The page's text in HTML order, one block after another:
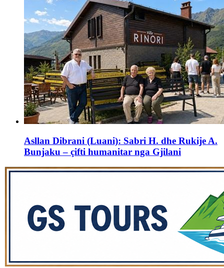
Asllan Dibrani (Luani): Sabri H. dhe Rukije A.
Bunjaku – çifti humanitar nga Gjilani